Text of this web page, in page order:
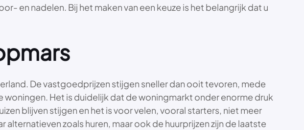
en nadelen. Bij het maken van een keuze is het belangrijk dat u
De vastgoedprijzen stijgen sneller dan ooit tevoren, mede
Het is duidelijk dat de woningmarkt onder enorme druk
blijven stijgen en het is voor velen, vooral starters, niet meer
zoals huren, maar ook de huurprijzen zijn de laatste